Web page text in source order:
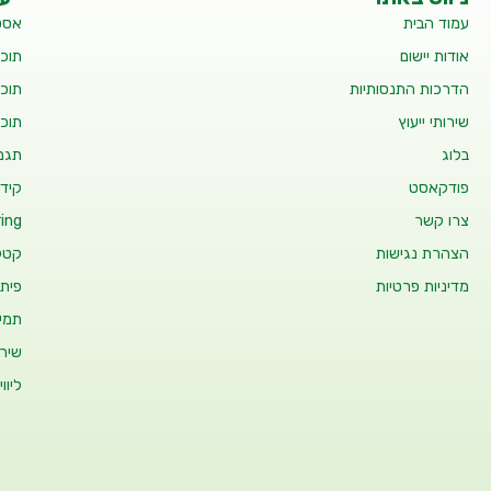
עמוד הבית
אודות יישום
הדרכות התנסותיות
שירותי ייעוץ
בלוג
פודקאסט
צרו קשר
הצהרת נגישות
מדיניות פרטיות